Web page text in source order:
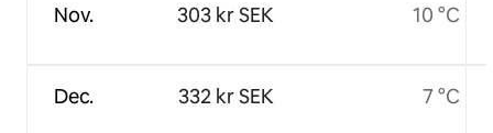
Nov.
Dec.
303 kr SEK
332 kr SEK
10 °C
7 °C